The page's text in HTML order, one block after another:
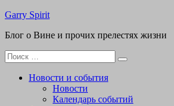
Перейти
содержимому
Garry Spirit
Блог о Вине и прочих прелестях жизни
Поиск
для:
Новости и события
Новости
Календарь событий